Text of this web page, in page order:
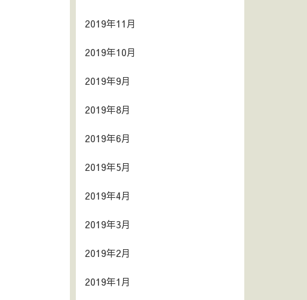
2019年11月
2019年10月
2019年9月
2019年8月
2019年6月
2019年5月
2019年4月
2019年3月
2019年2月
2019年1月